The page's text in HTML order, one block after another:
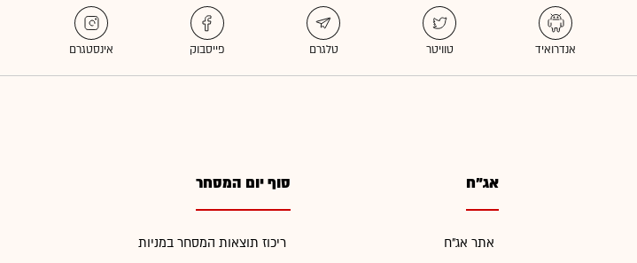
אג"ח
אתר אג"ח
סוף יום המסחר
ריכוז תוצאות המסחר במניות